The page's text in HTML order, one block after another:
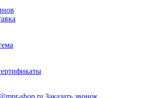
shop.ru Заказать звонок